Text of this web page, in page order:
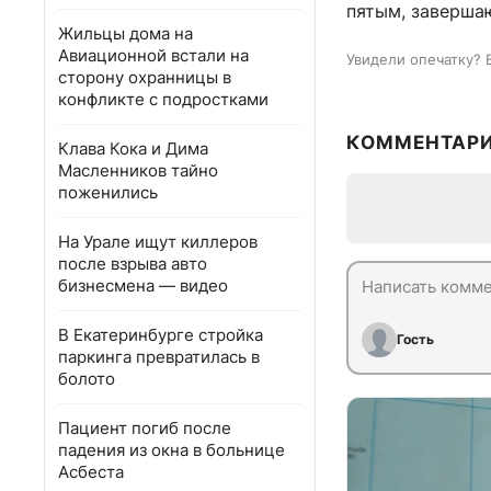
Жильцы дома на
Авиационной встали на
сторону охранницы в
конфликте с подростками
Клава Кока и Дима
Масленников тайно
поженились
На Урале ищут киллеров
после взрыва авто
бизнесмена — видео
В Екатеринбурге стройка
паркинга превратилась в
болото
Пациент погиб после
падения из окна в больнице
Асбеста
пятым,
Увидели
Гость